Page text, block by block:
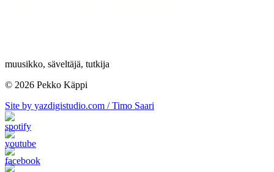
muusikko, säveltäjä, tutkija
© 2026 Pekko Käppi
Site by yazdigistudio.com / Timo Saari